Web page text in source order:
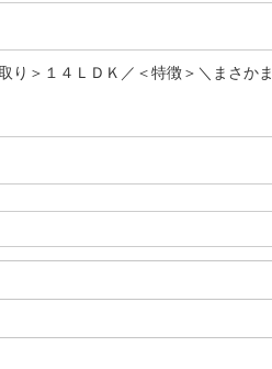
＞１４ＬＤＫ／＜特徴＞＼まさかま